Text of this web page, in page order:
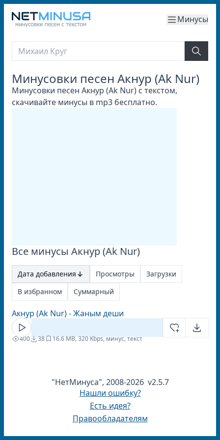
Минусы
Минусовки песен Акнур (Ak Nur)
Минусовки песен Акнур (Ak Nur) с текстом,
скачивайте минусы в mp3 бесплатно.
Все минусы Акнур (Ak Nur)
Дата добавления Просмотры
Загрузки
В избранном
Суммарный
Акнур (Ak Nur) - Жаным деши
400 38 16.6 MB, 320 Kbps, минус, текст
"НетМинуса", 2008-2026 v2.5.7
Нашли ошибку?
Есть идея?
Правообладателям